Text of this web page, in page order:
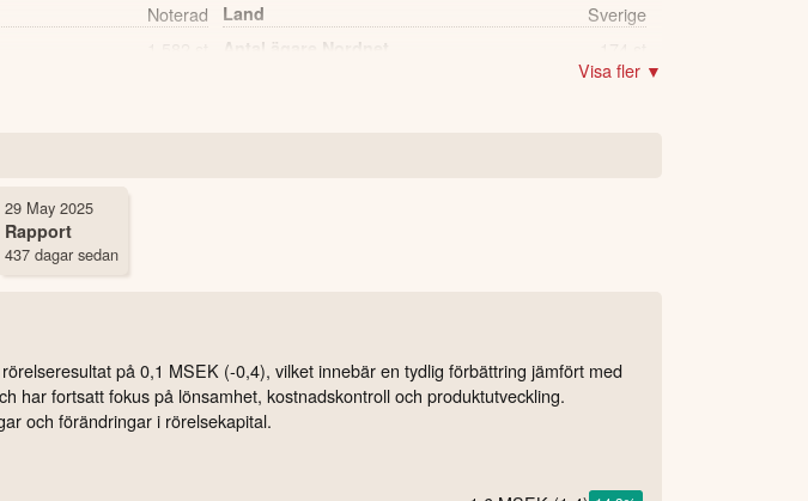
Noterad Land Sverige
Antal ägare Nordnet
Visa fler ▼
29 May 2025
Rapport
437 dagar sedan
på 0,1 MSEK (-0,4), vilket innebär en tydlig förbättring jämfört med
har fortsatt fokus på lönsamhet, kostnadskontroll och produktutveckling.
och förändringar i rörelsekapital.